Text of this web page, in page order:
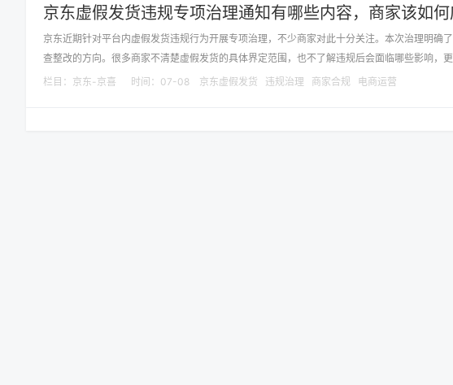
京东虚假发货违规专项治理通知有哪些内容，商家该如何
京东近期针对平台内虚假发货违规行为开展专项治理，不少商家对此十分关注。本次治理明
查整改的方向。很多商家不清楚虚假发货的具体界定范围，也不了解违规后会面临哪些影响，
栏目： 京东-京喜 时间：07-08 京东虚假发货 违规治理 商家合规 电商运营